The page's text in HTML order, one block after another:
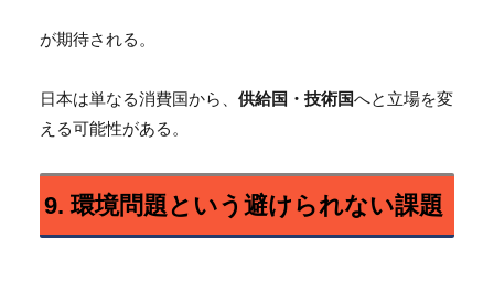
が期待される。
日本は単なる消費国から、 供給国・技術国へと立場を変
える可能性がある。
9. 環境問題という避けられない課題